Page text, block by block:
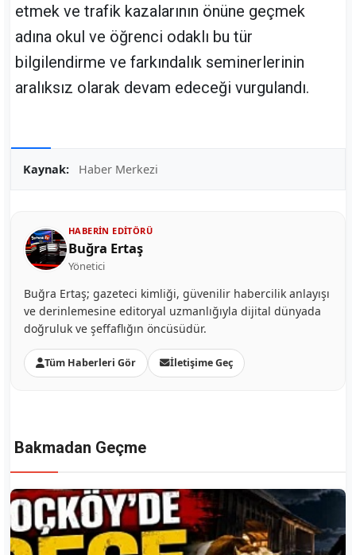
etmek ve trafik kazalarının önüne geçmek
adına okul ve öğrenci odaklı bu tür
bilgilendirme ve farkındalık seminerlerinin
aralıksız olarak devam edeceği vurgulandı.
Kaynak: Haber Merkezi
HABERIN EDITÖRÜ
Buğra Ertaş
Yönetici
Buğra Ertaş; gazeteci kimliği, güvenilir habercilik anlayışı
ve derinlemesine editoryal uzmanlığıyla dijital dünyada
doğruluk ve şeffaflığın öncüsüdür.
Tüm Haberleri Gör İletişime Geç
Bakmadan Geçme